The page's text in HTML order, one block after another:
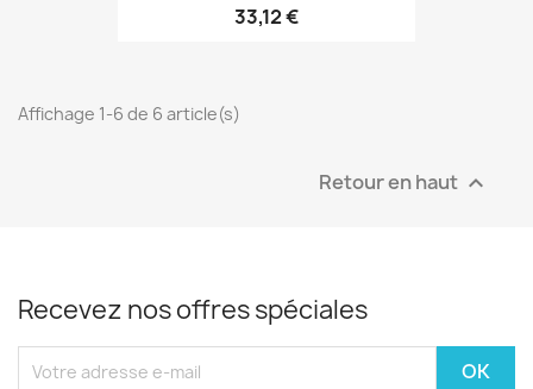
33,12 €
Affichage 1-6 de 6 article(s)
Retour en haut 
Recevez nos offres spéciales